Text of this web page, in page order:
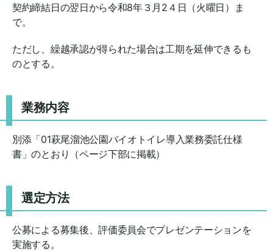
契約締結日の翌日から令和8年３月2４日（火曜日）ま
で。
ただし、繰越承認が得られた場合は工期を延伸できるも
のとする。
業務内容
別添「01萩尾溜池公園バイオトイレ導入業務委託仕様
書」のとおり（ページ下部に掲載）
選定方法
公募による募集後、評価委員会でプレゼンテーションを
実施する。